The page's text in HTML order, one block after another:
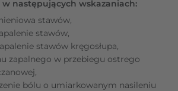
w następujących wskazaniach:
stawów,
stawów,
stawów kręgosłupa,
zapalnego w przebiegu ostrego
bólu o umiarkowanym nasileniu